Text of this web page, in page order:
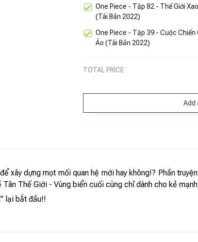
One Piece - Tập 82 - Thế Giới
(Tái Bản 2022)
One Piece - Tập 39 - Cuộc Chiến
Áo (Tái Bản 2022)
TOTAL PRICE
Add
xây dựng mọt mối quan hệ mới hay không!? Phần
Thế Giới - Vùng biển cuối cùng chỉ dành cho kẻ
lại bắt đầu!!